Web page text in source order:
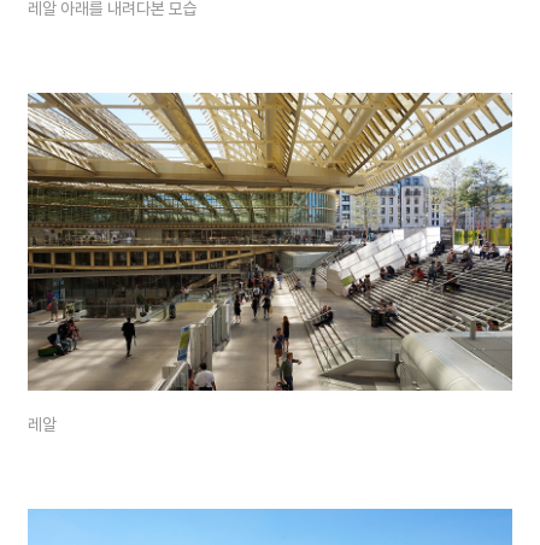
레알 아래를 내려다본 모습
레알